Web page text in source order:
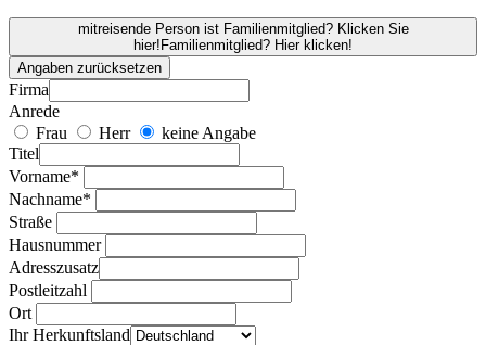
mitreisende Person ist Familienmitglied? Klicken Sie
hier! Familienmitglied? Hier klicken!
Angaben zurücksetzen
Firma
Anrede
Frau
Herr
keine Angabe
Titel
Vorname*
Nachname*
Straße
Hausnummer
Adresszusatz
Postleitzahl
Ort
Ihr Herkunftsland